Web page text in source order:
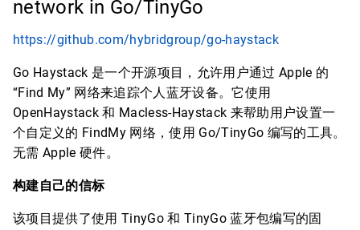
network in Go/TinyGo
https://github.com/hybridgroup/go-haystack
Go Haystack 是一个开源项目，允许用户通过 Apple 的
“Find My” 网络来追踪个人蓝牙设备。它使用
OpenHaystack 和 Macless-Haystack 来帮助用户设置一
个自定义的 FindMy 网络，使用 Go/TinyGo 编写的工具。
无需 Apple 硬件。
构建自己的信标
该项目提供了使用 TinyGo 和 TinyGo 蓝牙包编写的固